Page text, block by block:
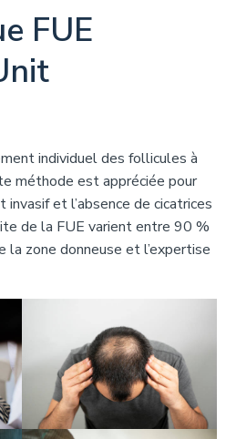
FUE
individuel des follicules à
méthode est appréciée pour
et l’absence de cicatrices
de la FUE varient entre 90 %
zone donneuse et l’expertise